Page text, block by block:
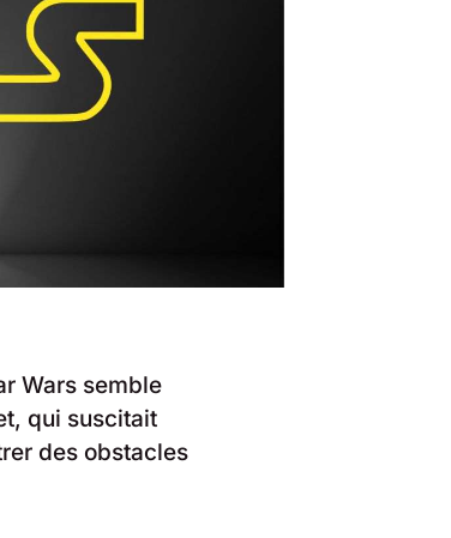
Wars semble
qui suscitait
des obstacles